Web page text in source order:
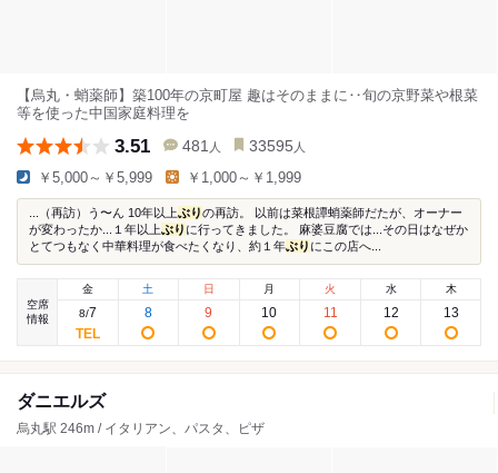
【烏丸・蛸薬師】築100年の京町屋 趣はそのままに‥旬の京野菜や根菜
等を使った中国家庭料理を
3.51 481 人 33595 人
￥5,000～￥5,999 ￥1,000～￥1,999
...（再訪）う〜ん 10年以上ぶりの再訪。 以前は菜根譚蛸薬師だたが、オーナー
が変わったか...１年以上ぶり に行ってきました。 麻婆豆腐では...その日はなぜか
とてつもなく中華料理が食べたくなり、約１年ぶり にこの店へ...
空席
情報
金
8/7
土
8
日
9
月
10
火
11
水
12
木
13
ダニエルズ
烏丸駅 246m / イタリアン、パスタ、ピザ